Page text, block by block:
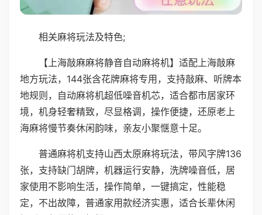
相关麻将玩法及特色;
【上海敲麻麻将静音自动麻将机】适配上海敲麻
地方玩法，144张含花牌麻将专用，支持敲麻、听牌本
地规则，自动麻将机超低噪音机芯，适合都市居家环
境，机身轻奢精致，尽显格调，操作便捷，还原老上
海麻将慢节奏休闲韵味，亲友小聚惬意十足。
普通麻将机支持山西太原麻将玩法，带风字牌136
张，支持缺门胡牌，机器运行安静，洗牌噪音低，居
家使用不影响生活，操作简单，一键搞定，性能稳
定，不出故障，普通家用款经济实惠，适合长辈休闲